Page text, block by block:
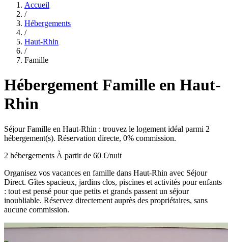
Accueil
/
Hébergements
/
Haut-Rhin
/
Famille
Hébergement Famille en Haut-
Rhin
Séjour Famille en Haut-Rhin : trouvez le logement idéal parmi 2
hébergement(s). Réservation directe, 0% commission.
2 hébergements À partir de 60 €/nuit
Organisez vos vacances en famille dans Haut-Rhin avec Séjour
Direct. Gîtes spacieux, jardins clos, piscines et activités pour enfants
: tout est pensé pour que petits et grands passent un séjour
inoubliable. Réservez directement auprès des propriétaires, sans
aucune commission.